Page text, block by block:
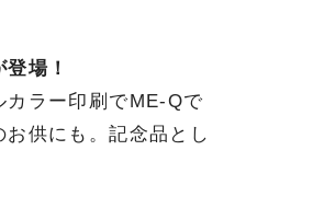
場！
ラー印刷でME-Qで
供にも。記念品とし